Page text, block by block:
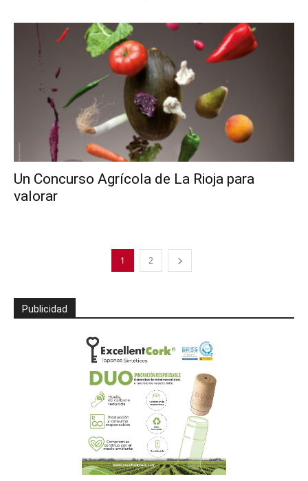
Un Concurso Agrícola de La Rioja para
valorar
1 2
Publicidad